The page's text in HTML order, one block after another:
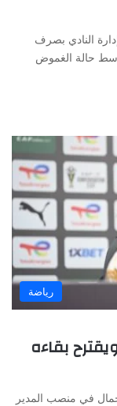
النادي بصرف
حالة الغموض
رياضة
بقاءه
في منصب المدير